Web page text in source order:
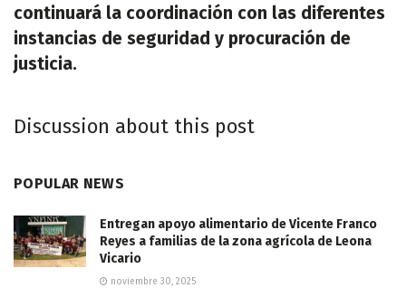
continuará la coordinación con las diferentes
instancias de seguridad y procuración de
justicia.
Discussion about this post
POPULAR NEWS
Entregan apoyo alimentario de Vicente Franco
Reyes a familias de la zona agrícola de Leona
Vicario
noviembre 30, 2025